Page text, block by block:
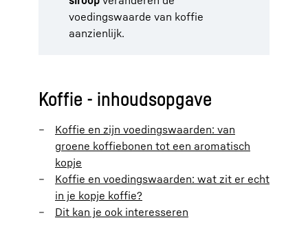
voedingswaarde van koffie
aanzienlijk.
Koffie - inhoudsopgave
Koffie en zijn voedingswaarden: van
groene koffiebonen tot een aromatisch
kopje
Koffie en voedingswaarden: wat zit er echt
in je kopje koffie?
Dit kan je ook interesseren